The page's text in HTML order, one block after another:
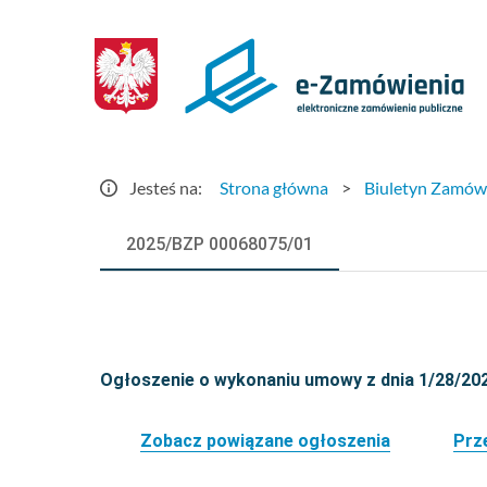
Szczegóły
ogłoszenia
Zamówienia.gov.pl
Jesteś na: Strona główna > Biuletyn
2025/BZP 00068075/01
Ogłoszenie o wykonaniu umowy z dnia 1/28/
Zobacz powiązane ogłoszenia